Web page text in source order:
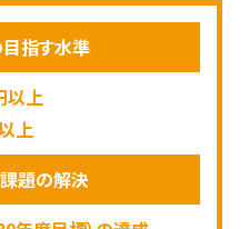
目指す水準
以上
上
題の解決